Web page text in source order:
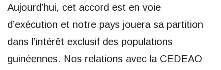
Aujourd’hui, cet accord est en voie
d’exécution et notre pays jouera sa partition
dans l’intérêt exclusif des populations
guinéennes. Nos relations avec la CEDEAO